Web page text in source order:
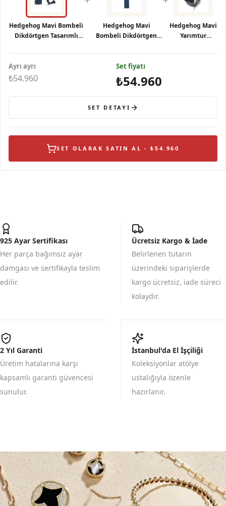
Hedgehog Mavi Bombeli
Dikdörtgen Tasarımlı
Hedgehog Mavi
Bombeli Dikdörtgen
Gümüş Kolye
Hedgehog Mavi
Yarımtur
Yüzük
Ayrı ayrı
₺54.960
Set fiyatı
₺54.960
SET DETAYI
SET OLARAK SATIN AL - ₺54.960
925 Ayar Sertifikası
Her parça bağımsız ayar
damgası ve sertifikayla teslim
edilir.
Ücretsiz Kargo & İade
Belirlenen tutarın
üzerindeki siparişlerde
kargo ücretsiz, iade süreci
kolaydır.
2 Yıl Garanti
Üretim hatalarına karşı
kapsamlı garanti güvencesi
sunulur.
İstanbul'da El İşçiliği
Koleksiyonlar atölye
ustalığıyla özenle
hazırlanır.